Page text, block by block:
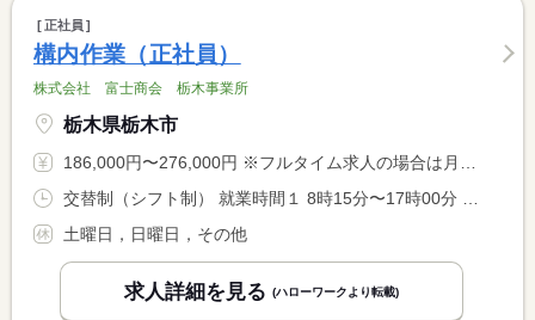
正社員
構内作業（正社員）
株式会社 富士商会 栃木事業所
栃木県栃木市
186,000円〜276,000円 ※フルタイム求人の場合は月額（換算額）、パート求人の場合は時間額を表示しています。
土曜日，日曜日，その他
求人詳細を見る (ハローワークより転載)